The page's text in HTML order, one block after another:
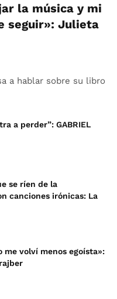
la música y mi
seguir»: Julieta
a hablar sobre su libro
a perder”: GABRIEL
se ríen de la
canciones irónicas: La
me volví menos egoísta»: